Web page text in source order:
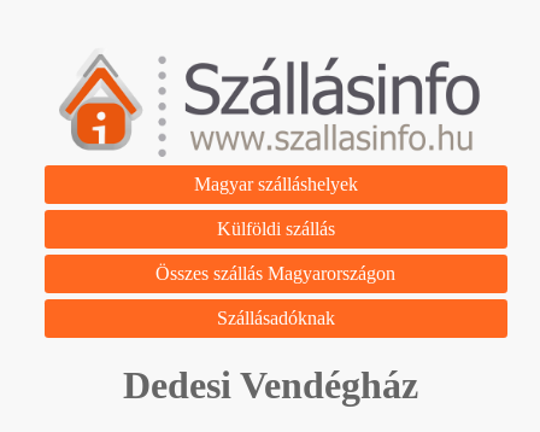
Magyar szálláshelyek
Külföldi szállás
Összes szállás Magyarországon
Szállásadóknak
Dedesi Vendégház